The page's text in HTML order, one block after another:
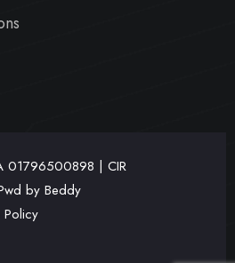
01796500898 | CIR
by Beddy